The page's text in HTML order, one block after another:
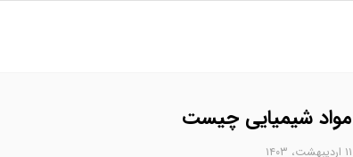
مواد شیمیایی چیست
۱۱ اردیبهشت، ۱۴۰۳